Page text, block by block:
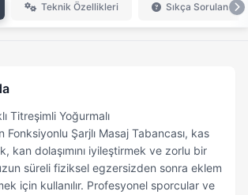
Teknik Özellikleri Sıkça Sorulan
Titreşimli Yoğurmalı
Fonksiyonlu Şarjlı Masaj Tabancası, kas
kan dolaşımını iyileştirmek ve zorlu bir
süreli fiziksel egzersizden sonra eklem
için kullanılır. Profesyonel sporcular ve